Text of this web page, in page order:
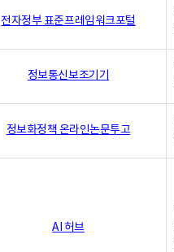
전자정부 표준프레임워크포털
정보통신보조기기
정보화정책 온라인논문투고
AI 허브